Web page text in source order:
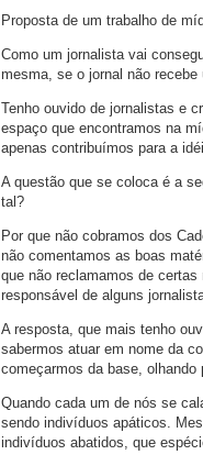
Proposta de um trabalho de
Como um jornalista vai
mesma, se o jornal não
Tenho ouvido de jornalistas e
espaço que encontramos na
apenas contribuímos para a
A questão que se coloca é a
tal?
Por que não cobramos dos
não comentamos as boas
que não reclamamos de
responsável de alguns
A resposta, que mais tenho
sabermos atuar em nome da
começarmos da base,
Quando cada um de nós se
sendo indivíduos apáticos.
indivíduos abatidos, que